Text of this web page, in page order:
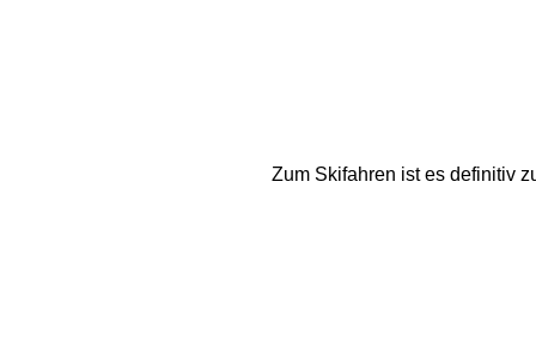
Zum Skifahren ist es definitiv